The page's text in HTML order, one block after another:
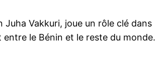
Vakkuri, joue un rôle clé dans
le Bénin et le reste du monde.